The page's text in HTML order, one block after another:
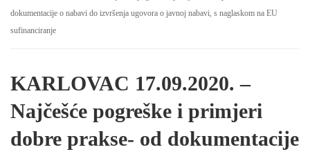
dokumentacije o nabavi do izvršenja ugovora o javnoj nabavi, s naglaskom na EU
sufinanciranje
KARLOVAC 17.09.2020. –
Najčešće pogreške i primjeri
dobre prakse- od dokumentacije